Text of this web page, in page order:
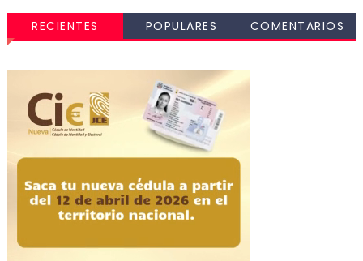
RECIENTES POPULARES COMENTARIOS